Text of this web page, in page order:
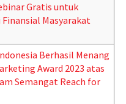
Gratis untuk
Masyarakat
Berhasil Menang
Award 2023 atas
Semangat Reach for